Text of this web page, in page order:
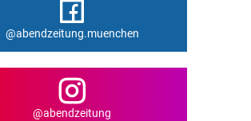
@abendzeitung.muenchen
@abendzeitung